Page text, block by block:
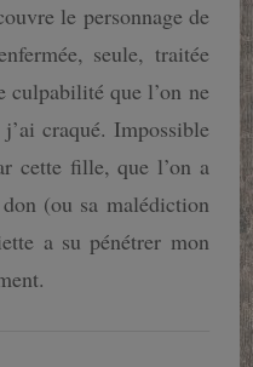
le personnage de
seule, traitée
culpabilité que l’on ne
craqué. Impossible
cette fille, que l’on a
(ou sa malédiction
a su pénétrer mon